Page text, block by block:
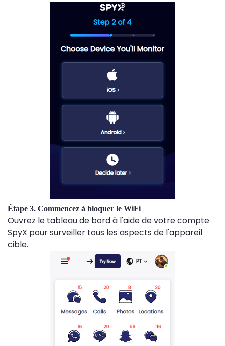
Étape 3. Commencez à bloquer le WiFi
Ouvrez le tableau de bord à l'aide de votre compte
SpyX pour surveiller tous les aspects de l'appareil
cible.